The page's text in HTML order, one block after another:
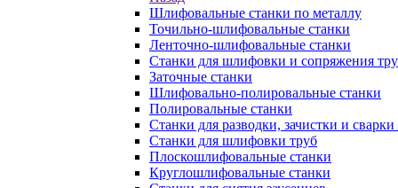
Шлифовальные станки по металлу
Точильно-шлифовальные станки
Ленточно-шлифовальные станки
Станки для шлифовки и сопряжения
Заточные станки
Шлифовально-полировальные станки
Полировальные станки
Станки для разводки, зачистки и сварки
Станки для шлифовки труб
Плоскошлифовальные станки
Круглошлифовальные станки